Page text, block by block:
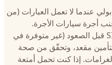
عندما لا تعمل العبارات (من
أجرة سيارات الأجرة.
المشاكل الرئيسية: اشترِ تذاكر SITA قبل الصعود (غير متوفرة في
مقعد، وتحقّق من صحة
إذا كنت تحمل أمتعة